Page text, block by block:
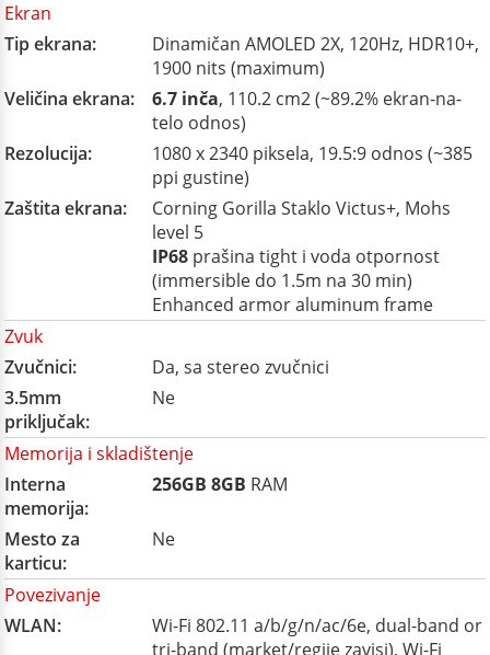
Ekran
Tip ekrana:
Dinamičan AMOLED 2X, 120Hz, HDR10+,
1900 nits (maximum)
Veličina ekrana:
6.7 inča, 110.2 cm2 (~89.2% ekran-na-
telo odnos)
Rezolucija:
1080 x 2340 piksela, 19.5:9 odnos (~385
ppi gustine)
Zaštita ekrana:
Corning Gorilla Staklo Victus+, Mohs
level 5
IP68 prašina tight i voda otpornost
(immersible do 1.5m na 30 min)
Enhanced armor aluminum frame
Zvuk
Zvučnici:
Da, sa stereo zvučnici
3.5mm
priključak:
Ne
Memorija i skladištenje
Interna
memorija:
256GB 8GB RAM
Mesto za
karticu:
Ne
Povezivanje
WLAN:
Wi-Fi 802.11 a/b/g/n/ac/6e, dual-band or
tri-band (market/regije zavisi), Wi-Fi